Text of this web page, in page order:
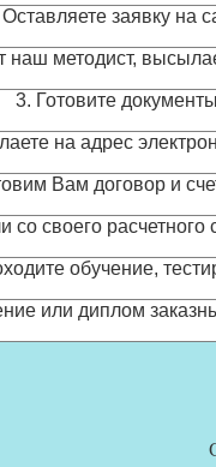
Оставляете заявку на
наш методист,
3. Готовите документы
на адрес
Вам договор и
своего
обучение,
или диплом